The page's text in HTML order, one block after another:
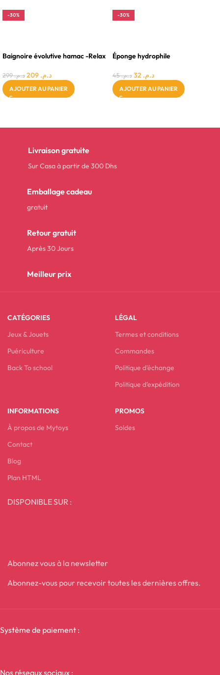
-30%
Baignoire évolutive hamac -Relax
د.م.299 د.م.
AJOUTER AU PANIER
-30%
Éponge hydrophile
د.م.45 د.م.
AJOUTER AU PANIER
Livraison gratuite
Sur Casa à partir de 300 Dhs
Emballage cadeau
gratuit
Retour gratuit
Après 30 Jours
Meilleur prix
CATÉGORIES
Jeux & Jouets
Puériculture
Back To school
LÉGAL
Termes et conditions
Commandes
Politique d'échange
Politique d’expédition
INFORMATIONS
À propos de Mytoys
Contact
Blog
Plan HTML
PROMOS
Soldes
DISPONIBLE SUR :
Abonnez vous à la newsletter
Abonnez-vous pour recevoir toutes les dernières offres.
Système de paiement :
Nos réseaux sociaux :